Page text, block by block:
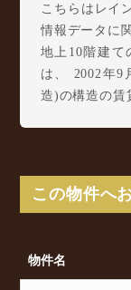
こちらはレイ
情報データに
地上10階建て
は、 2002年9
造)の構造の賃
セスが可能と
レインボー住
をお探しでし
気軽にお問い
この物件へ
物件名